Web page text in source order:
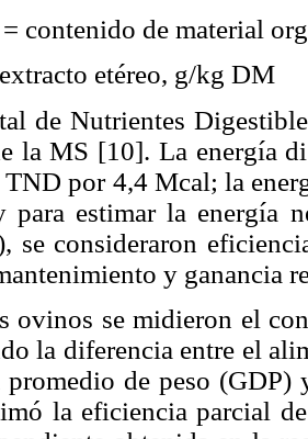
contenido de material
etéreo, g/kg DM
de Nutrientes
la MS [10]. La energía
por 4,4 Mcal; la
para estimar la energía
se consideraron
y ganancia
ovinos se midieron el
la diferencia entre el
promedio de peso
la eficiencia parcial